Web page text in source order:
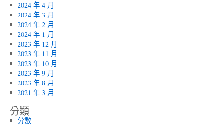
2024 年 4 月
2024 年 3 月
2024 年 2 月
2024 年 1 月
2023 年 12 月
2023 年 11 月
2023 年 10 月
2023 年 9 月
2023 年 8 月
2021 年 3 月
分類
分數